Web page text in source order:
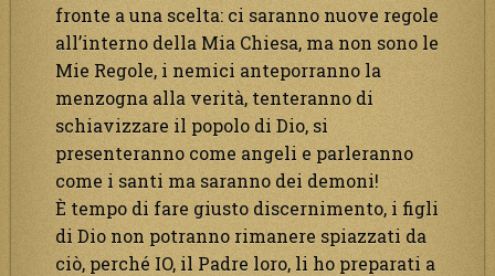
fronte a una scelta: ci saranno nuove regole
all’interno della Mia Chiesa, ma non sono le
Mie Regole, i nemici anteporranno la
menzogna alla verità, tenteranno di
schiavizzare il popolo di Dio, si
presenteranno come angeli e parleranno
come i santi ma saranno dei demoni!
È tempo di fare giusto discernimento, i figli
di Dio non potranno rimanere spiazzati da
ciò, perché IO, il Padre loro, li ho preparati a